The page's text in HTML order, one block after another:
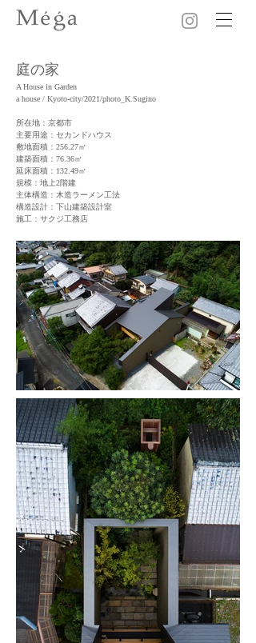
庭の家
A House in Garden
a house / Kyoto-city/2021/photo_K.Sugino
所在地：京都市
主要用途：セカンドハウス
敷地面積：256.27㎡
建築面積：76.36㎡
延床面積：132.49㎡
規模：地上2階建
主体構造：木造ラーメン工法
​構造設計：下山建築設計室
施工：サクジ工務店